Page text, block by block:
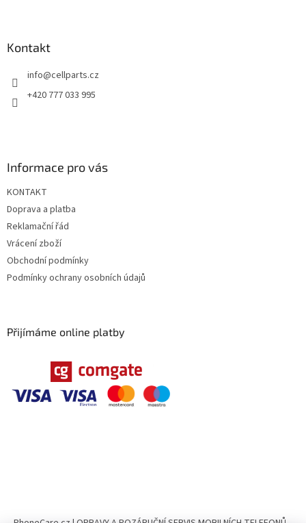
Kontakt
info@cellparts.cz
+420 777 033 995
Informace pro vás
KONTAKT
Doprava a platba
Reklamační řád
Vrácení zboží
Obchodní podmínky
Podmínky ochrany osobních údajů
Přijímáme online platby